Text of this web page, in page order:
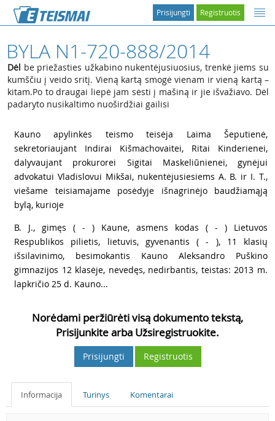
Registruotis
Prisijungti
BYLA N1-720-888/2014
Dėl be priežasties užkabino nukentėjusiuosius, trenkė jiems su
kumščiu į veido sritį. Vieną kartą smogė vienam ir vieną kartą –
kitam.Po to draugai liepė jam sėsti į mašiną ir jie išvažiavo. Dėl
padaryto nusikaltimo nuoširdžiai gailisi
Kauno apylinkės teismo teisėja Laima Šeputienė,
sekretoriaujant Indirai Kišmachovaitei, Ritai Kinderienei,
dalyvaujant prokurorei Sigitai Maskeliūnienei, gynėjui
advokatui Vladislovui Mikšai, nukentėjusiesiems A. B. ir I. T.,
viešame teisiamajame posėdyje išnagrinėjo baudžiamąją
bylą, kurioje
B. J., gimęs ( - ) Kaune, asmens kodas ( - ) Lietuvos
Respublikos pilietis, lietuvis, gyvenantis ( - ), 11 klasių
išsilavinimo, besimokantis Kauno Aleksandro Puškino
gimnazijos 12 klasėje, nevedęs, nedirbantis, teistas: 2013 m.
lapkričio 25 d. Kauno...
Norėdami peržiūrėti visą dokumento tekstą,
Prisijunkite arba Užsiregistruokite.
Prisijungti Registruotis
Informacija Turinys Komentarai